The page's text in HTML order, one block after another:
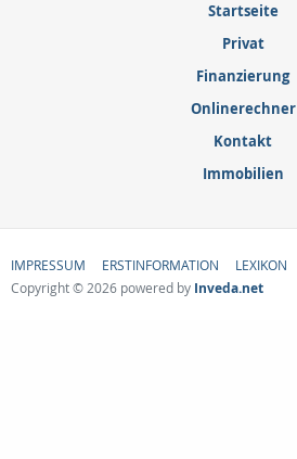
Startseite
Privat
Finanzierung
Onlinerechner
Kontakt
Immobilien
IMPRESSUM ERSTINFORMATION LEXIKON
Copyright © 2026 powered by Inveda.net